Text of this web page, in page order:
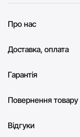
Про нас
Доставка, оплата
Гарантія
Повернення товару
Відгуки